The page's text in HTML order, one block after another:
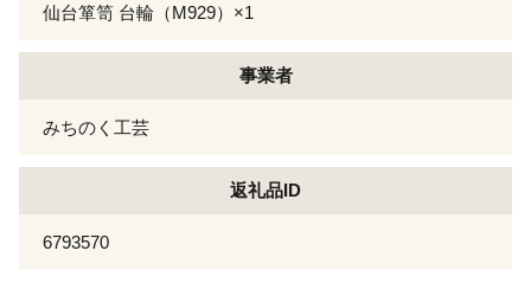
仙台箪笥 台輪（M929）×1
事業者
みちのく工芸
返礼品ID
6793570